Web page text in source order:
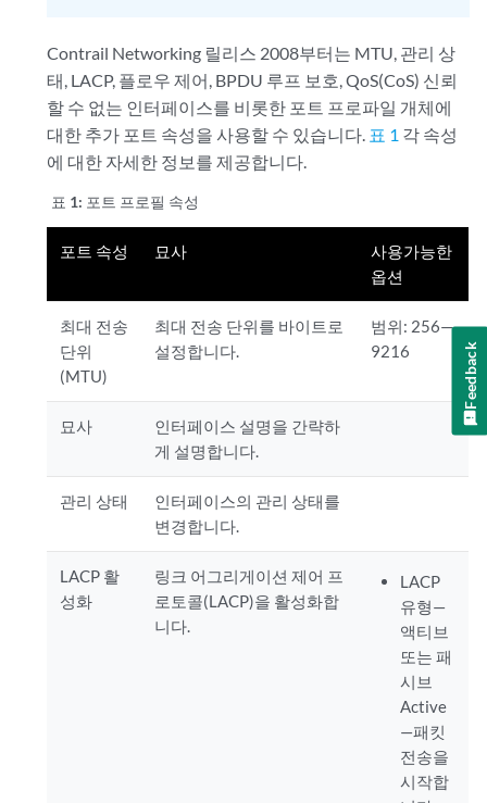
Contrail Networking 릴리스 2008부터는 MTU, 관리 상
태, LACP, 플로우 제어, BPDU 루프 보호, QoS(CoS) 신뢰
할 수 없는 인터페이스를 비롯한 포트 프로파일 개체에
대한 추가 포트 속성을 사용할 수 있습니다. 표 1 각 속성
에 대한 자세한 정보를 제공합니다.
표 1: 포트 프로필 속성
포트 속성 묘사
사용가능한
옵션
최대 전송
단위
(MTU)
최대 전송 단위를 바이트로
설정합니다.
범위: 256—
9216
묘사
인터페이스 설명을 간략하
게 설명합니다.
관리 상태
인터페이스의 관리 상태를
변경합니다.
LACP 활
성화
링크 어그리게이션 제어 프
로토콜(LACP)을 활성화합
니다.
LACP
유형—
액티브
또는 패
시브
Active
—패킷
전송을
시작합
Feedback